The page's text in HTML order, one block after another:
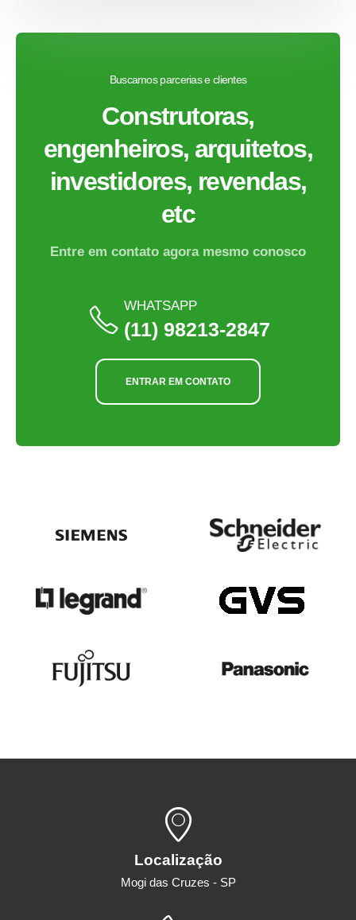
Buscamos parcerias e clientes
Construtoras,
engenheiros, arquitetos,
investidores, revendas,
etc
Entre em contato agora mesmo conosco
WHATSAPP
(11) 98213-2847
ENTRAR EM CONTATO
Localização
Mogi das Cruzes - SP